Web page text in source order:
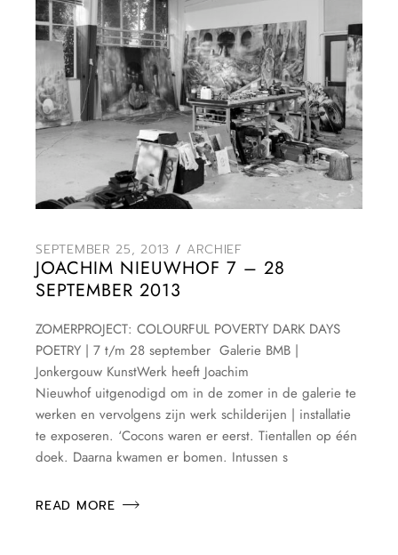
SEPTEMBER 25, 2013 ARCHIEF
JOACHIM NIEUWHOF 7 – 28
SEPTEMBER 2013
ZOMERPROJECT: COLOURFUL POVERTY DARK DAYS
POETRY | 7 t/m 28 september Galerie BMB |
Jonkergouw KunstWerk heeft Joachim
Nieuwhof uitgenodigd om in de zomer in de galerie te
werken en vervolgens zijn werk schilderijen | installatie
te exposeren. ‘Cocons waren er eerst. Tientallen op één
doek. Daarna kwamen er bomen. Intussen s
READ MORE